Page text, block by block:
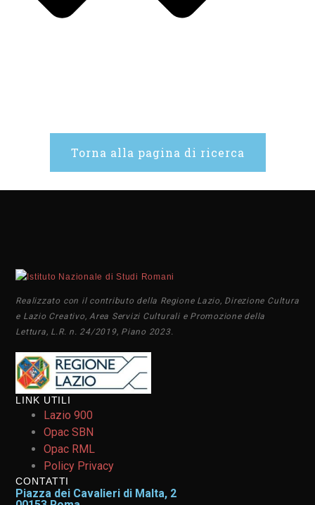
Torna alla pagina di ricerca
Realizzato con il contributo della Regione Lazio, Direzione Cultura
e Lazio Creativo, Area Servizi Culturali e Promozione della
Lettura, L.R. n. 24/2019, Piano 2023.
LINK UTILI
Lazio 900
Opac SBN
Opac RML
Policy Privacy
CONTATTI
Piazza dei Cavalieri di Malta, 2